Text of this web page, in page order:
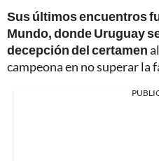
Sus últimos encuentros
Mundo, donde Uruguay
decepción del certamen
campeona en no superar la